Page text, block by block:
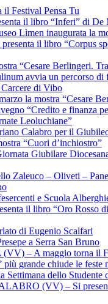
Festival Pensa Tu
il libro “Inferi” di De
Lìmen inaugurata la
il libro “Corpus
“Cesare Berlingeri.
avvia un percorso di
di Vibo
la mostra “Cesare
“Credito e finanza
Leoluchiane”
Calabro per il
“Cuori d’inchiostro”
Giubilare
Zaleuco – Oliveti –
e Scuola
il libro “Oro Rosso
di Eugenio Scalfari
a Serra San Bruno
– A maggio torna il
più grande chiude le feste
Settimana dello Studente
(VV) – Si